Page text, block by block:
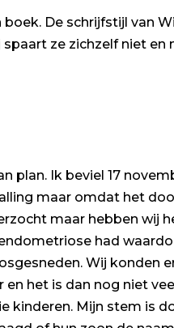
De schrijfstijl van
ze zichzelf niet
Ik beviel 17
maar omdat het
maar hebben wij
had
Wij konden
het is dan nog niet
kinderen. Mijn stem is